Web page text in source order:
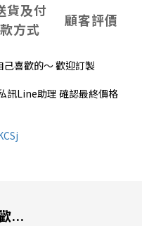
貨及付
款方式
顧客評價
喜歡的～ 歡迎訂製
訊Line助理 確認最終價格
...